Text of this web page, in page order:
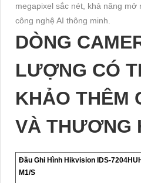
megapixel sắc nét, khả năng
công nghệ AI thông minh.
DÒNG
LƯỢNG CÓ
KHẢO THÊM
VÀ THƯƠNG
Đầu Ghi Hình Hikvision IDS-
M1/S